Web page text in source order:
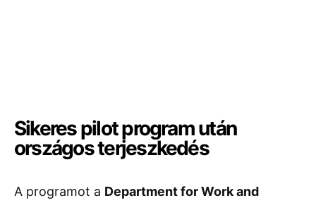
Sikeres pilot program után
országos terjeszkedés
A programot a Department for Work and